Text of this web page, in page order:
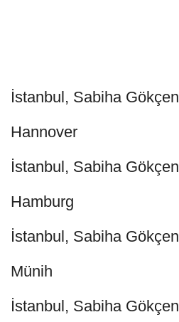
İstanbul, Sabiha Gökçen
Hannover
İstanbul, Sabiha Gökçen
Hamburg
İstanbul, Sabiha Gökçen
Münih
İstanbul, Sabiha Gökçen